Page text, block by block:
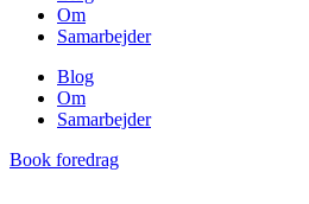
Om
Samarbejder
Blog
Om
Samarbejder
Book foredrag